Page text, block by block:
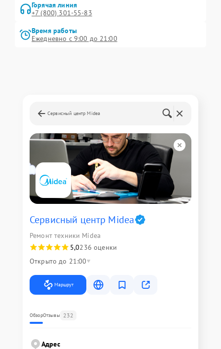
Горячая линия
+7 (800) 301-55-83
Время работы
Ежедневно с 9:00 до 21:00
Сервисный центр Midea
Сервисный центр Midea
Ремонт техники Midea
5,0236 оценки
Открыто до 21:00
Маршрут
ОбзорОтзывы 232
Адрес